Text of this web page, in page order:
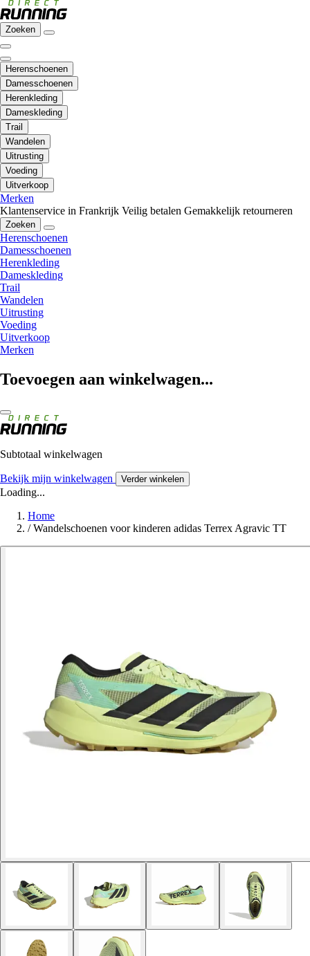
Zoeken
Herenschoenen
Damesschoenen
Herenkleding
Dameskleding
Trail
Wandelen
Uitrusting
Voeding
Uitverkoop
Merken
Klantenservice in Frankrijk Veilig betalen Gemakkelijk retourneren
Zoeken
Herenschoenen
Damesschoenen
Herenkleding
Dameskleding
Trail
Wandelen
Uitrusting
Voeding
Uitverkoop
Merken
Toevoegen aan winkelwagen...
Subtotaal winkelwagen
Bekijk mijn winkelwagen Verder winkelen
Loading...
Home
/ Wandelschoenen voor kinderen adidas Terrex Agravic TT